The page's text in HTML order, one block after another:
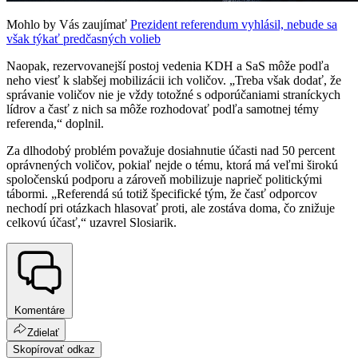
Mohlo by Vás zaujímať Prezident referendum vyhlásil, nebude sa
však týkať predčasných volieb
Naopak, rezervovanejší postoj vedenia KDH a SaS môže podľa
neho viesť k slabšej mobilizácii ich voličov. „Treba však dodať, že
správanie voličov nie je vždy totožné s odporúčaniami straníckych
lídrov a časť z nich sa môže rozhodovať podľa samotnej témy
referenda,“ doplnil.
Za dlhodobý problém považuje dosiahnutie účasti nad 50 percent
oprávnených voličov, pokiaľ nejde o tému, ktorá má veľmi širokú
spoločenskú podporu a zároveň mobilizuje naprieč politickými
tábormi. „Referendá sú totiž špecifické tým, že časť odporcov
nechodí pri otázkach hlasovať proti, ale zostáva doma, čo znižuje
celkovú účasť,“ uzavrel Slosiarik.
Komentáre
Zdielať
Skopírovať odkaz